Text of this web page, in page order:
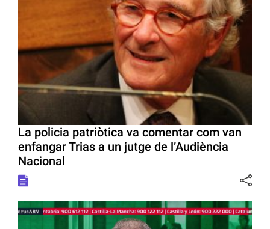
La policia patriòtica va comentar com van
enfangar Trias a un jutge de l’Audiència
Nacional